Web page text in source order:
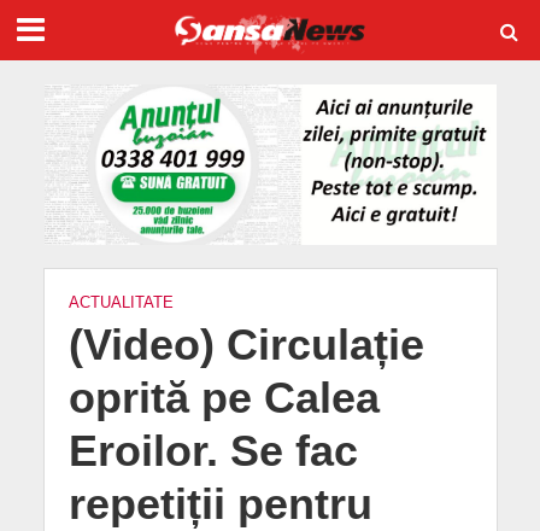
ACTUALITATE
(Video) Circulație
oprită pe Calea
Eroilor. Se fac
repetiții pentru